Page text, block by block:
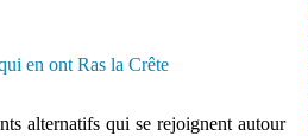
alternatifs qui se rejoignent autour